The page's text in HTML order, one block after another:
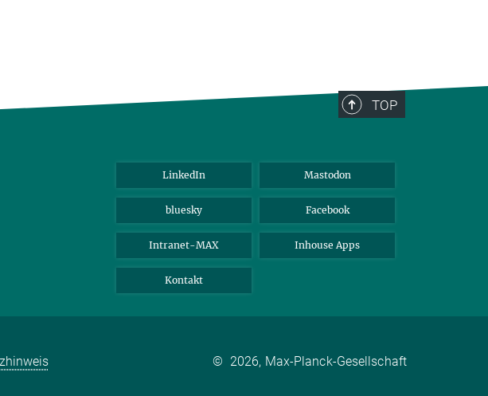
TOP
LinkedIn Mastodon
bluesky Facebook
Intranet-MAX Inhouse Apps
Kontakt
© 2026, Max-Planck-Gesellschaft